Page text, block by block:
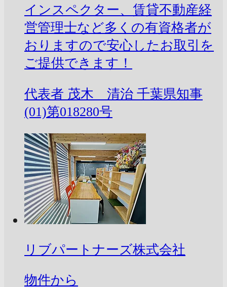
インスペクター、賃貸不動産経
営管理士など多くの有資格者が
おりますので安心したお取引を
ご提供できます！
代表者 茂木 清治 千葉県知事
(01)第018280号
リブパートナーズ株式会社
物件から